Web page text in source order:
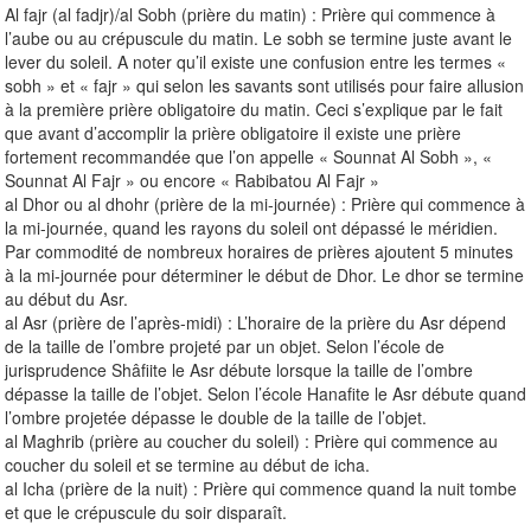
Al fajr (al fadjr)/al Sobh (prière du matin) : Prière qui commence à
l’aube ou au crépuscule du matin. Le sobh se termine juste avant le
lever du soleil. A noter qu’il existe une confusion entre les termes «
sobh » et « fajr » qui selon les savants sont utilisés pour faire allusion
à la première prière obligatoire du matin. Ceci s’explique par le fait
que avant d’accomplir la prière obligatoire il existe une prière
fortement recommandée que l’on appelle « Sounnat Al Sobh », «
Sounnat Al Fajr » ou encore « Rabibatou Al Fajr »
al Dhor ou al dhohr (prière de la mi-journée) : Prière qui commence à
la mi-journée, quand les rayons du soleil ont dépassé le méridien.
Par commodité de nombreux horaires de prières ajoutent 5 minutes
à la mi-journée pour déterminer le début de Dhor. Le dhor se termine
au début du Asr.
al Asr (prière de l’après-midi) : L’horaire de la prière du Asr dépend
de la taille de l’ombre projeté par un objet. Selon l’école de
jurisprudence Shâfiite le Asr débute lorsque la taille de l’ombre
dépasse la taille de l’objet. Selon l’école Hanafite le Asr débute quand
l’ombre projetée dépasse le double de la taille de l’objet.
al Maghrib (prière au coucher du soleil) : Prière qui commence au
coucher du soleil et se termine au début de icha.
al Icha (prière de la nuit) : Prière qui commence quand la nuit tombe
et que le crépuscule du soir disparaît.